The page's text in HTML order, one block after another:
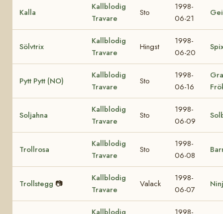
Kalla
Kallblodig
Travare
Sto
1998-
06-21
Sölvtrix
Kallblodig
Travare
Hingst
1998-
06-20
Pytt Pytt (NO)
Kallblodig
Travare
Sto
1998-
06-16
Soljahna
Kallblodig
Travare
Sto
1998-
06-09
Trollrosa
Kallblodig
Travare
Sto
1998-
06-08
Trollstegg 📷
Kallblodig
Travare
Valack
1998-
06-07
Kallblodig
1998-